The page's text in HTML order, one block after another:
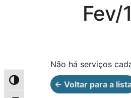
Alternar alto contraste
Fev/
Não há serviços
← Voltar para a